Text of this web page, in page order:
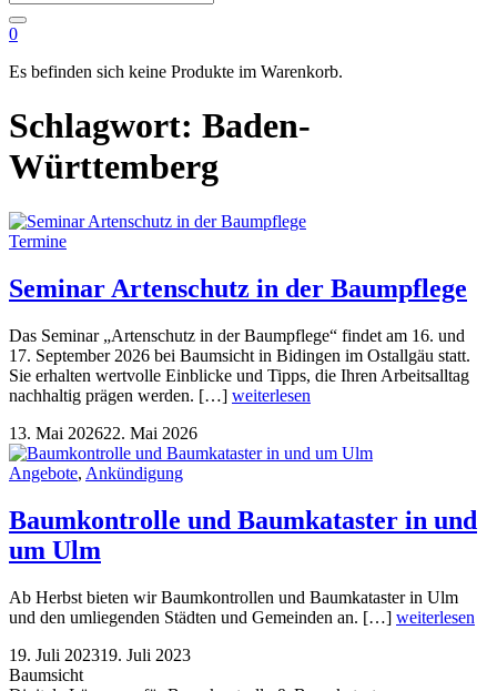
0
Es befinden sich keine Produkte im Warenkorb.
Schlagwort: Baden-
Württemberg
Termine
Seminar Artenschutz in der Baumpflege
Das Seminar „Artenschutz in der Baumpflege“ findet am 16. und
17. September 2026 bei Baumsicht in Bidingen im Ostallgäu statt.
Sie erhalten wertvolle Einblicke und Tipps, die Ihren Arbeitsalltag
nachhaltig prägen werden. […] weiterlesen
13. Mai 202622. Mai 2026
Angebote, Ankündigung
Baumkontrolle und Baumkataster in und
um Ulm
Ab Herbst bieten wir Baumkontrollen und Baumkataster in Ulm
und den umliegenden Städten und Gemeinden an. […] weiterlesen
19. Juli 202319. Juli 2023
Baumsicht